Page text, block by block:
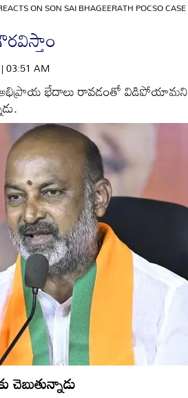
ON SON SAI BHAGEERATH POCSO
03:51 AM
భేదాలు రావడంతో విడిపోయామని,